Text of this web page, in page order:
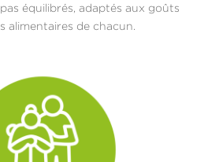
équilibrés, adaptés aux goûts
alimentaires de chacun.